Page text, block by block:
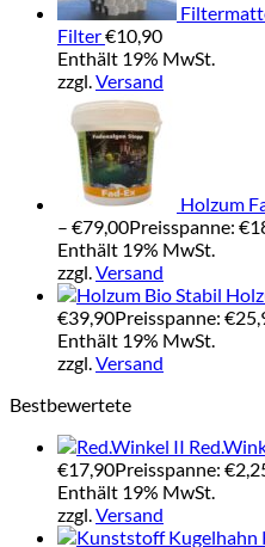
Filter€10,90
Enthält 19% MwSt.
zzgl.Versand
Holzum
– €79,00Preisspanne:
Enthält 19% MwSt.
zzgl.Versand
€39,90Preisspanne:
Enthält 19% MwSt.
zzgl.Versand
Bestbewertete
€17,90Preisspanne:
Enthält 19% MwSt.
zzgl.Versand